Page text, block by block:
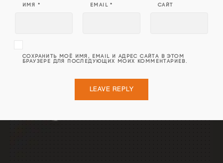
ИМЯ * EMAIL* САЙТ
СОХРАНИТЬ МОЁ ИМЯ, EMAIL И АДРЕС САЙТА В ЭТОМ
БРАУЗЕРЕ ДЛЯ ПОСЛЕДУЮЩИХ МОИХ КОММЕНТАРИЕВ.